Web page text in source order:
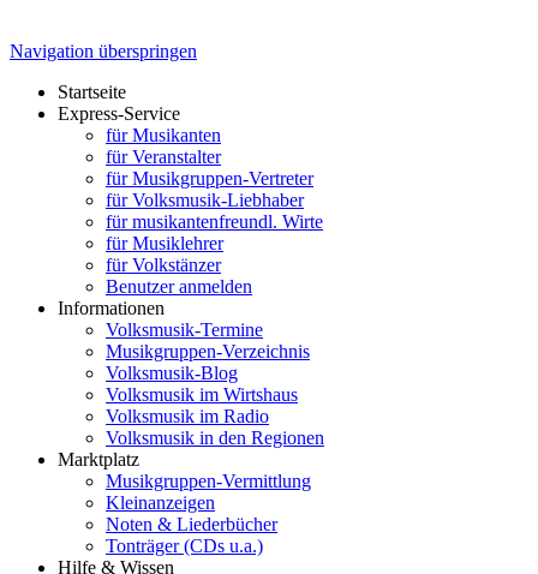
Navigation überspringen
Startseite
Express-Service
für Musikanten
für Veranstalter
für Musikgruppen-Vertreter
für Volksmusik-Liebhaber
für musikantenfreundl. Wirte
für Musiklehrer
für Volkstänzer
Benutzer anmelden
Informationen
Volksmusik-Termine
Musikgruppen-Verzeichnis
Volksmusik-Blog
Volksmusik im Wirtshaus
Volksmusik im Radio
Volksmusik in den Regionen
Marktplatz
Musikgruppen-Vermittlung
Kleinanzeigen
Noten & Liederbücher
Tonträger (CDs u.a.)
Hilfe & Wissen